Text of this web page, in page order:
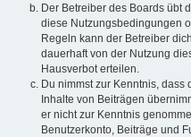
Der Betreiber des Boards übt
diese Nutzungsbedingungen
Regeln kann der Betreiber
dauerhaft von der Nutzung
Hausverbot erteilen.
Du nimmst zur Kenntnis, dass
Inhalte von Beiträgen
er nicht zur Kenntnis
Benutzerkonto, Beiträge und